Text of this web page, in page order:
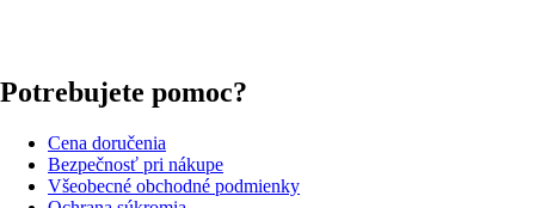
Potrebujete pomoc?
Cena doručenia
Bezpečnosť pri nákupe
Všeobecné obchodné podmienky